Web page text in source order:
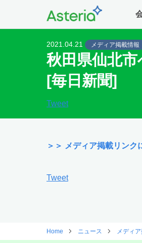
2021.04.21 メディア掲載情報
秋田県仙北
[毎日新聞]
Tweet
＞＞ メディア掲載リンク
Tweet
Home ニュース メディ